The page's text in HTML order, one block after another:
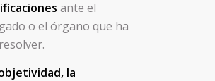
ante el
o el órgano que ha
la